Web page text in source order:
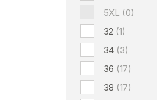
5XL (0)
32 (1)
34 (3)
36 (17)
38 (17)